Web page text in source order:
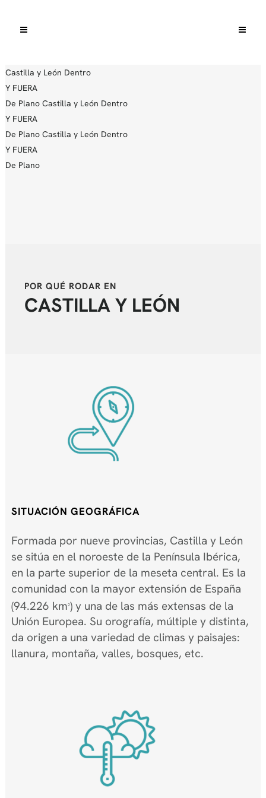
Castilla y León Dentro
Y FUERA
De Plano Castilla y León Dentro
Y FUERA
De Plano Castilla y León Dentro
Y FUERA
De Plano
POR QUÉ RODAR EN
CASTILLA Y LEÓN
SITUACIÓN GEOGRÁFICA
Formada por nueve provincias, Castilla y León
se sitúa en el noroeste de la Península Ibérica,
en la parte superior de la meseta central. Es la
comunidad con la mayor extensión de España
(94.226 km2) y una de las más extensas de la
Unión Europea. Su orografía, múltiple y distinta,
da origen a una variedad de climas y paisajes:
llanura, montaña, valles, bosques, etc.